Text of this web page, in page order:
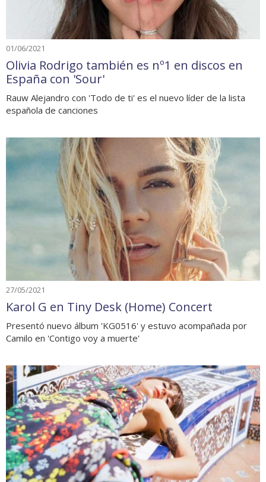
01/06/2021
Olivia Rodrigo también es nº1 en discos en
España con 'Sour'
Rauw Alejandro con 'Todo de ti' es el nuevo líder de la lista
española de canciones
27/05/2021
Karol G en Tiny Desk (Home) Concert
Presentó nuevo álbum 'KG0516' y estuvo acompañada por
Camilo en 'Contigo voy a muerte'